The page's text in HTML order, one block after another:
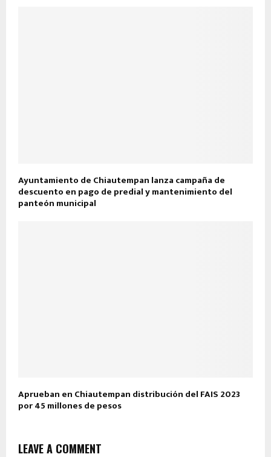
Ayuntamiento de Chiautempan lanza campaña de
descuento en pago de predial y mantenimiento del
panteón municipal
Aprueban en Chiautempan distribución del FAIS 2023
por 45 millones de pesos
LEAVE A COMMENT